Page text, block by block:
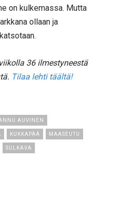
on kulkemassa. Mutta
ollaan ja
36 ilmestyneestä
Tilaa lehti täältä!
AUVINEN
KUKKAPÄÄ MAASEUTU
SULKAVA